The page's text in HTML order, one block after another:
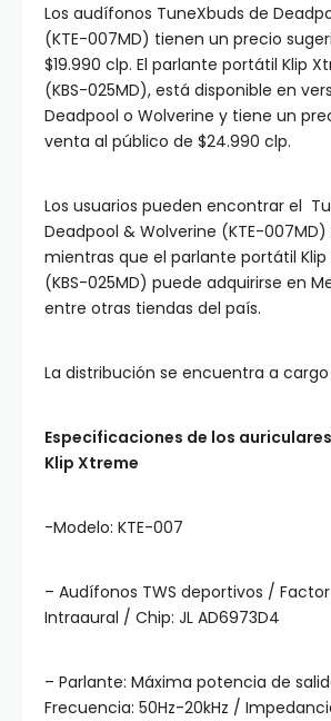
Los audífonos TuneXbuds de
(KTE-007MD) tienen un precio
$19.990 clp. El parlante portátil Klip
(KBS-025MD), está disponible en
Deadpool o Wolverine y tiene un
venta al público de $24.990 clp.
Los usuarios pueden encontrar el
Deadpool & Wolverine (KTE-007MD)
mientras que el parlante portátil
(KBS-025MD) puede adquirirse en
entre otras tiendas del país.
La distribución se encuentra a
Especificaciones de los
Klip Xtreme
-Modelo: KTE-007
– Audífonos TWS deportivos /
Intraaural / Chip: JL AD6973D4
– Parlante: Máxima potencia de
Frecuencia: 50Hz-20kHz /